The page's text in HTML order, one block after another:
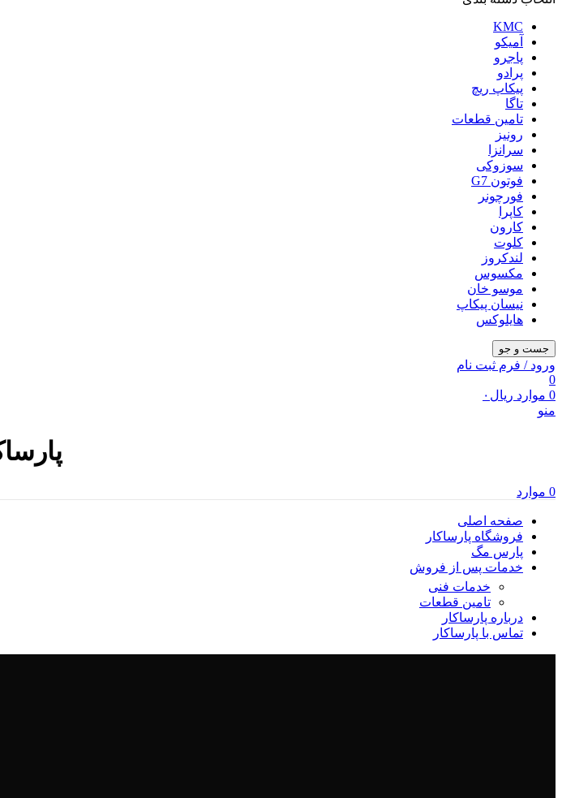
KMC
آمیکو
پاجرو
پرادو
پیکاپ ریچ
تاگا
تامین قطعات
رونیز
سرانزا
سوزوکی
فوتون G7
فورچونر
کاپرا
کارون
کلوت
لندکروز
مکسوس
موسو خان
نیسان پیکاپ
هایلوکس
جست و جو
ورود / فرم ثبت نام
0
0 موارد ریال ۰
منو
0 موارد
صفحه اصلی
فروشگاه پارساکار
پارس مگ
خدمات پس از فروش
خدمات فنی
تامین قطعات
درباره پارساکار
تماس با پارساکار